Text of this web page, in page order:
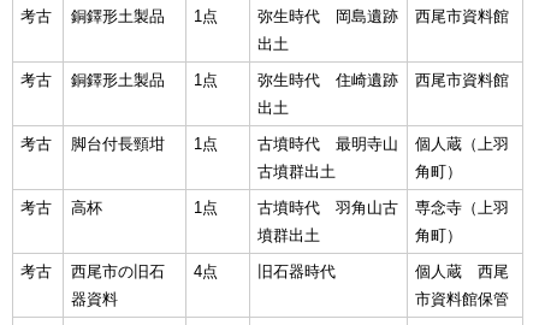
考古
銅鐸形土製品 1点
弥生時代 岡島遺跡
出土
西尾市資料館
考古 銅鐸形土製品 1点
弥生時代 住崎遺跡
出土
西尾市資料館
考古 脚台付長頸坩 1点
古墳時代 最明寺山
古墳群出土
個人蔵（上羽
角町）
考古
高杯 1点
古墳時代 羽角山古
墳群出土
専念寺（上羽
角町）
考古
西尾市の旧石
器資料
4点 旧石器時代
個人蔵 西尾
市資料館保管